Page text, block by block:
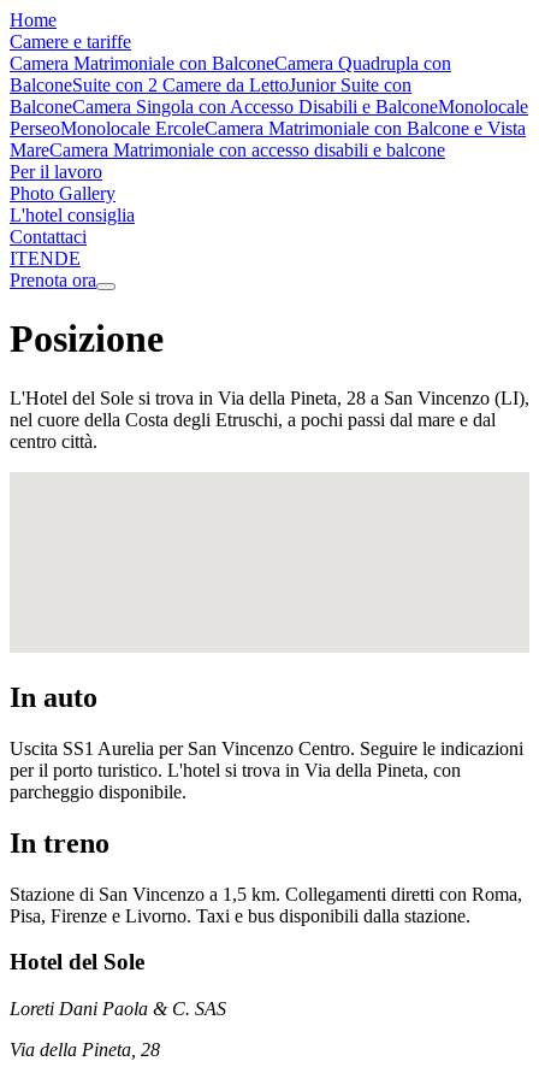
Home
Camere e tariffe
Camera Matrimoniale con BalconeCamera Quadrupla con
BalconeSuite con 2 Camere da LettoJunior Suite con
BalconeCamera Singola con Accesso Disabili e BalconeMonolocale
PerseoMonolocale ErcoleCamera Matrimoniale con Balcone e Vista
MareCamera Matrimoniale con accesso disabili e balcone
Per il lavoro
Photo Gallery
L'hotel consiglia
Contattaci
ITENDE
Prenota ora
Posizione
L'Hotel del Sole si trova in Via della Pineta, 28 a San Vincenzo (LI),
nel cuore della Costa degli Etruschi, a pochi passi dal mare e dal
centro città.
In auto
Uscita SS1 Aurelia per San Vincenzo Centro. Seguire le indicazioni
per il porto turistico. L'hotel si trova in Via della Pineta, con
parcheggio disponibile.
In treno
Stazione di San Vincenzo a 1,5 km. Collegamenti diretti con Roma,
Pisa, Firenze e Livorno. Taxi e bus disponibili dalla stazione.
Hotel del Sole
Loreti Dani Paola & C. SAS
Via della Pineta, 28